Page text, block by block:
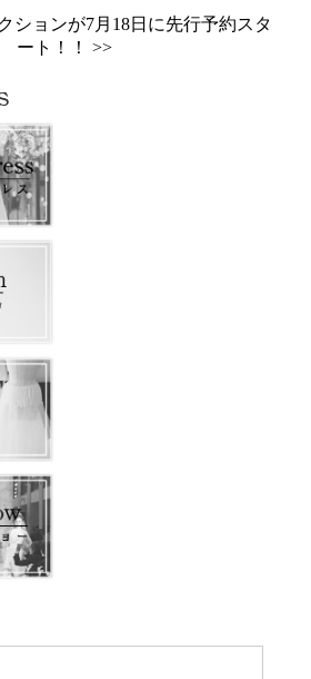
ションが7月18日に先行予約スタ
ート！！ >>